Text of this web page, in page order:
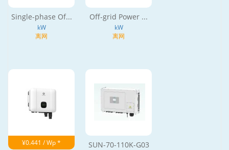
Single-phase Of...
kW
离网
Off-grid Power ...
kW
离网
¥0.441 / Wp * SUN-70-110K-G03